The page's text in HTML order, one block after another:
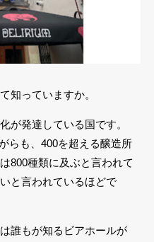
知っていますか。
が発達している国です。
らも、400を超える醸造所
800種類に及ぶと言われて
と言われているほどで
誰もが知るビアホールが